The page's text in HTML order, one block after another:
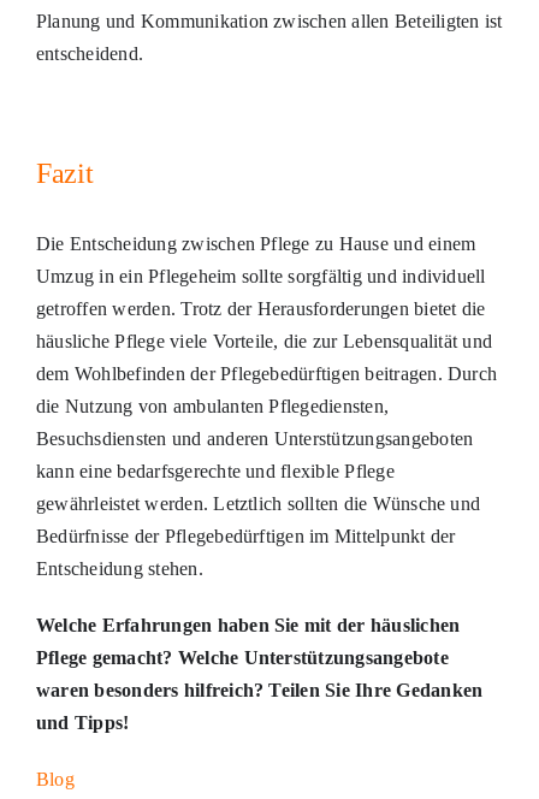
Planung und Kommunikation zwischen allen Beteiligten ist
entscheidend.
Fazit
Die Entscheidung zwischen Pflege zu Hause und einem
Umzug in ein Pflegeheim sollte sorgfältig und individuell
getroffen werden. Trotz der Herausforderungen bietet die
häusliche Pflege viele Vorteile, die zur Lebensqualität und
dem Wohlbefinden der Pflegebedürftigen beitragen. Durch
die Nutzung von ambulanten Pflegediensten,
Besuchsdiensten und anderen Unterstützungsangeboten
kann eine bedarfsgerechte und flexible Pflege
gewährleistet werden. Letztlich sollten die Wünsche und
Bedürfnisse der Pflegebedürftigen im Mittelpunkt der
Entscheidung stehen.
Welche Erfahrungen haben Sie mit der häuslichen
Pflege gemacht? Welche Unterstützungsangebote
waren besonders hilfreich? Teilen Sie Ihre Gedanken
und Tipps!
Blog